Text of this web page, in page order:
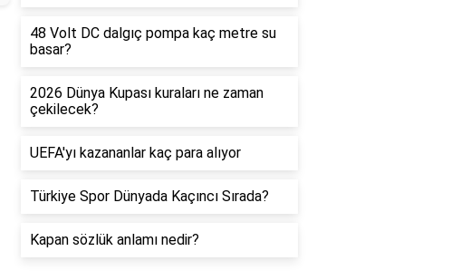
48 Volt DC dalgıç pompa kaç metre su
basar?
2026 Dünya Kupası kuraları ne zaman
çekilecek?
UEFA'yı kazananlar kaç para alıyor
Türkiye Spor Dünyada Kaçıncı Sırada?
Kapan sözlük anlamı nedir?